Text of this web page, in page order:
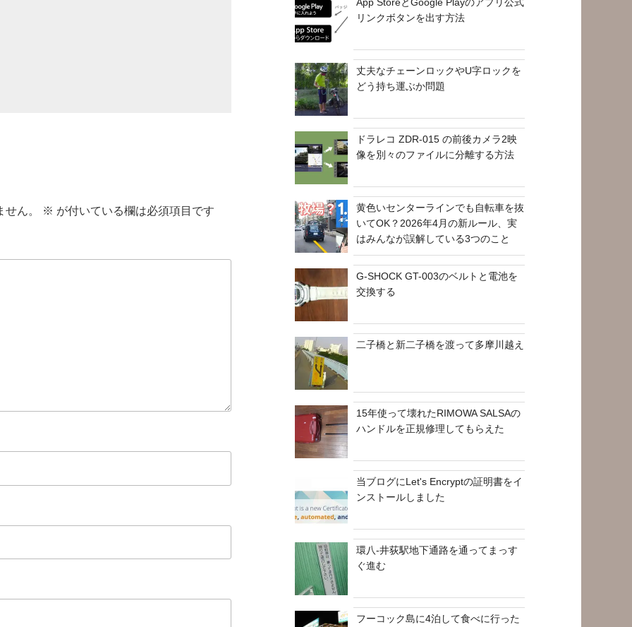
ん。 ※ が付いている欄は必須項目です
リンクボタンを出す方法
丈夫なチェーンロックやU字ロックを
どう持ち運ぶか問題
ドラレコ ZDR-015 の前後カメラ2映
像を別々のファイルに分離する方法
黄色いセンターラインでも自転車を抜
いてOK？2026年4月の新ルール、実
はみんなが誤解している3つのこと
G-SHOCK GT-003のベルトと電池を
交換する
二子橋と新二子橋を渡って多摩川越え
15年使って壊れたRIMOWA SALSAの
ハンドルを正規修理してもらえた
当ブログにLet's Encryptの証明書をイ
ンストールしました
環八-井荻駅地下通路を通ってまっす
ぐ進む
フーコック島に4泊して食べに行った